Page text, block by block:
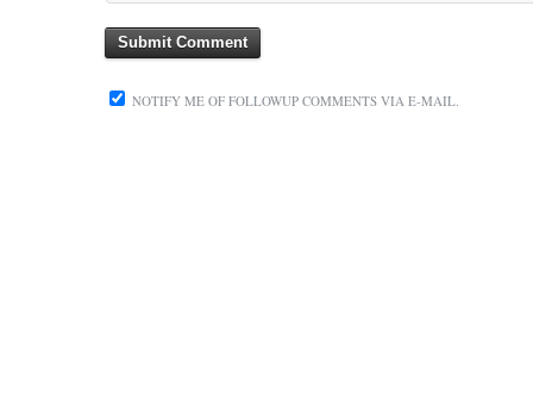
NOTIFY ME OF FOLLOWUP COMMENTS VIA E-MAIL.